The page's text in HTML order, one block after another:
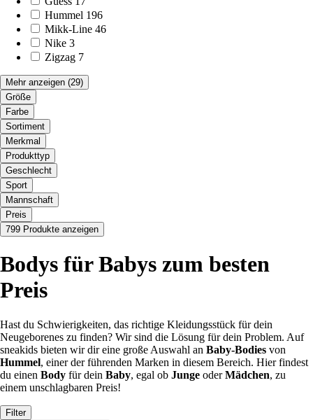
Hummel 196
Mikk-Line 46
Nike 3
Zigzag 7
Mehr anzeigen (29)
Größe
Farbe
Sortiment
Merkmal
Produkttyp
Geschlecht
Sport
Mannschaft
Preis
799 Produkte anzeigen
Bodys für Babys zum besten
Preis
Hast du Schwierigkeiten, das richtige Kleidungsstück für dein
Neugeborenes zu finden? Wir sind die Lösung für dein Problem. Auf
sneakids bieten wir dir eine große Auswahl an Baby-Bodies von
Hummel, einer der führenden Marken in diesem Bereich. Hier findest
du einen Body für dein Baby, egal ob Junge oderMädchen, zu
einem unschlagbaren Preis!
Filter